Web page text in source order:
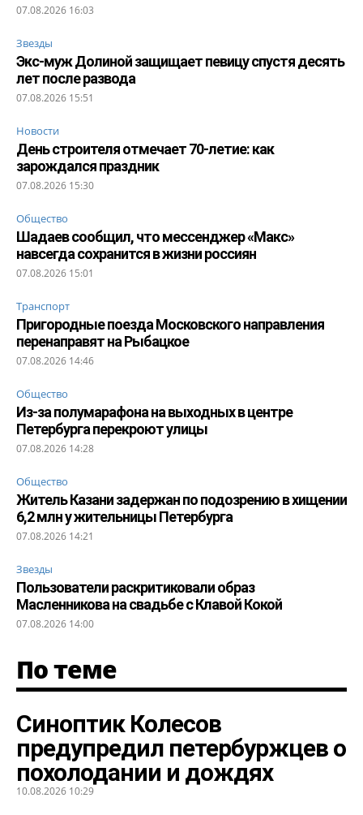
07.08.2026 16:03
Звезды
Экс-муж Долиной защищает певицу спустя десять
лет после развода
07.08.2026 15:51
Новости
День строителя отмечает 70-летие: как
зарождался праздник
07.08.2026 15:30
Общество
Шадаев сообщил, что мессенджер «Макс»
навсегда сохранится в жизни россиян
07.08.2026 15:01
Транспорт
Пригородные поезда Московского направления
перенаправят на Рыбацкое
07.08.2026 14:46
Общество
Из-за полумарафона на выходных в центре
Петербурга перекроют улицы
07.08.2026 14:28
Общество
Житель Казани задержан по подозрению в хищении
6,2 млн у жительницы Петербурга
07.08.2026 14:21
Звезды
Пользователи раскритиковали образ
Масленникова на свадьбе с Клавой Кокой
07.08.2026 14:00
По теме
Синоптик Колесов
предупредил петербуржцев о
похолодании и дождях
10.08.2026 10:29